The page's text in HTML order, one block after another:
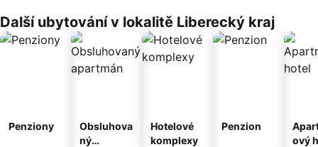
Další ubytování v lokalitě Liberecký kraj
Penziony
Obsluhova
ný
Hotelové
komplexy
Penzion
ový